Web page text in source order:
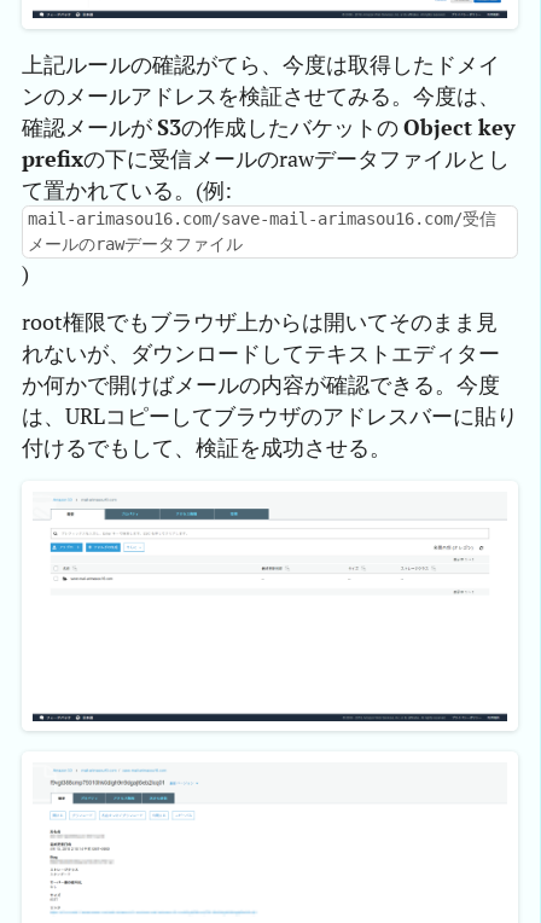
上記ルールの確認がてら、今度は取得したドメイ
ンのメールアドレスを検証させてみる。今度は、
確認メールがS3の作成したバケットのObject key
prefixの下に受信メールのrawデータファイルとし
て置かれている。(例:
mail-arimasou16.com/save-mail-arimasou16.com/受信
メールのrawデータファイル
)
root権限でもブラウザ上からは開いてそのまま見
れないが、ダウンロードしてテキストエディター
か何かで開けばメールの内容が確認できる。今度
は、URLコピーしてブラウザのアドレスバーに貼り
付けるでもして、検証を成功させる。